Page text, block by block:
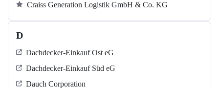
Craiss Generation Logistik GmbH & Co. KG
D
Dachdecker-Einkauf Ost eG
Dachdecker-Einkauf Süd eG
Dauch Corporation